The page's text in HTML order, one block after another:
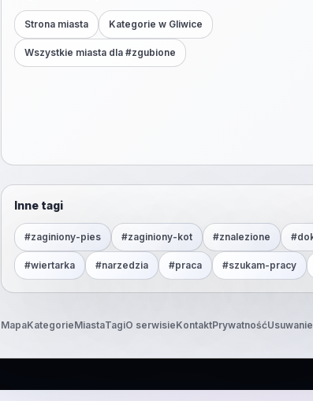
Strona miasta Kategorie w Gliwice
Wszystkie miasta dla #zgubione
Inne tagi
#zaginiony-pies #zaginiony-kot #znalezione #
#wiertarka #narzedzia #praca #szukam-pracy
MapaKategorieMiastaTagiO serwisieKontaktPrywatność